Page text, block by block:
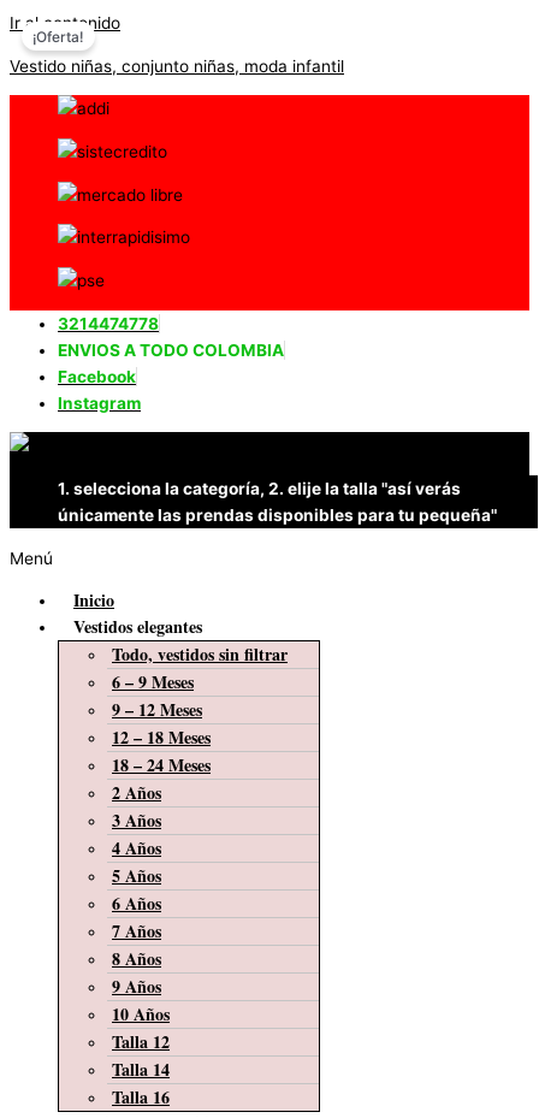
Ir al contenido
Vestido niñas, conjunto niñas, moda infantil
3214474778
ENVIOS A TODO COLOMBIA
Facebook
Instagram
1. selecciona la categoría, 2. elije la talla "así verás
únicamente las prendas disponibles para tu pequeña"
Menú
Inicio
Vestidos elegantes
Todo, vestidos sin filtrar
6 – 9 Meses
9 – 12 Meses
12 – 18 Meses
18 – 24 Meses
2 Años
3 Años
4 Años
5 Años
6 Años
7 Años
8 Años
9 Años
10 Años
Talla 12
Talla 14
Talla 16
¡Oferta!